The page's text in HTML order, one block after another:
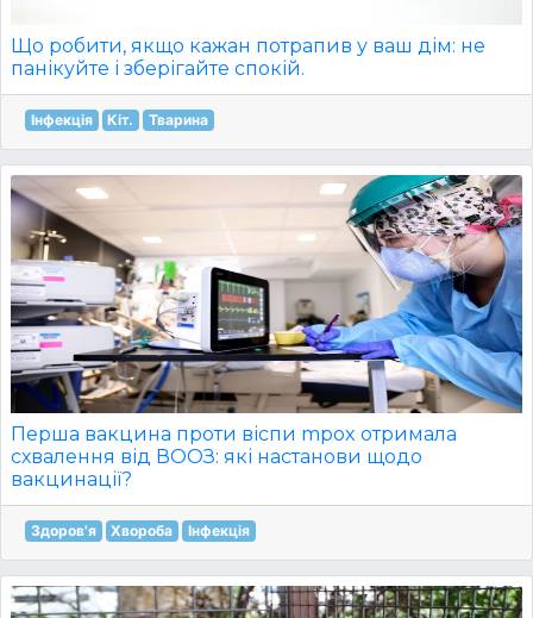
Що робити, якщо кажан потрапив у ваш дім: не
панікуйте і зберігайте спокій.
Інфекція Кіт. Тварина
Перша вакцина проти віспи mpox отримала
схвалення від ВООЗ: які настанови щодо
вакцинації?
Здоров'я Хвороба Інфекція